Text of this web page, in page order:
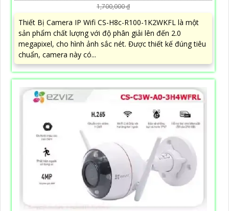
1,700,000 ₫
Thiết Bị Camera IP Wifi CS-H8c-R100-1K2WKFL là một
sản phẩm chất lượng với độ phân giải lên đến 2.0
megapixel, cho hình ảnh sắc nét. Được thiết kế đúng tiêu
chuẩn, camera này có...